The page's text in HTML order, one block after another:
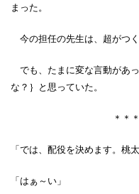
まった。
今の担任の先生は、超がつ
でも、たまに変な言動があ
な？｝と思っていた。
＊＊
「では、配役を決めます。桃
「はぁ～い」